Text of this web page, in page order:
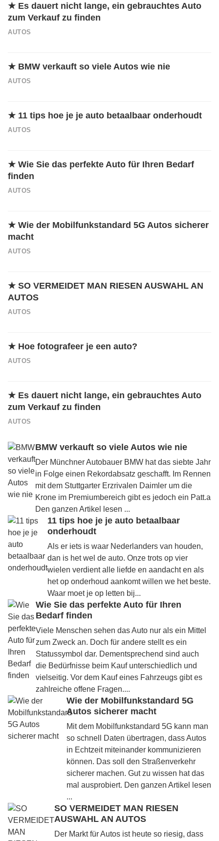
★ Es dauert nicht lange, ein gebrauchtes Auto
zum Verkauf zu finden
AUTOS
★ BMW verkauft so viele Autos wie nie
AUTOS
★ 11 tips hoe je je auto betaalbaar onderhoudt
AUTOS
★ Wie Sie das perfekte Auto für Ihren Bedarf
finden
AUTOS
★ Wie der Mobilfunkstandard 5G Autos sicherer
macht
AUTOS
★ SO VERMEIDET MAN RIESEN AUSWAHL AN
AUTOS
AUTOS
★ Hoe fotografeer je een auto?
AUTOS
★ Es dauert nicht lange, ein gebrauchtes Auto
zum Verkauf zu finden
AUTOS
BMW verkauft so viele Autos wie nie
Der Münchner Autobauer BMW hat das siebte Jahr
in Folge einen Rekordabsatz geschafft. Im Rennen
mit dem Stuttgarter Erzrivalen Daimler um die
Krone im Premiumbereich gibt es jedoch ein Patt.a
Den ganzen Artikel lesen ...
11 tips hoe je je auto betaalbaar
onderhoudt
Als er iets is waar Nederlanders van houden,
dan is het wel de auto. Onze trots op vier
wielen verdient alle liefde en aandacht en als
het op onderhoud aankomt willen we het beste.
Waar moet je op letten bij...
Wie Sie das perfekte Auto für Ihren
Bedarf finden
Viele Menschen sehen das Auto nur als ein Mittel
zum Zweck an. Doch für andere stellt es ein
Statussymbol dar. Dementsprechend sind auch
die Bedürfnisse beim Kauf unterschiedlich und
vielseitig. Vor dem Kauf eines Fahrzeugs gibt es
zahlreiche offene Fragen....
Wie der Mobilfunkstandard 5G
Autos sicherer macht
Mit dem Mobilfunkstandard 5G kann man
so schnell Daten übertragen, dass Autos
in Echtzeit miteinander kommunizieren
können. Das soll den Straßenverkehr
sicherer machen. Gut zu wissen hat das
mal ausprobiert. Den ganzen Artikel lesen
...
SO VERMEIDET MAN RIESEN
AUSWAHL AN AUTOS
Der Markt für Autos ist heute so riesig, dass